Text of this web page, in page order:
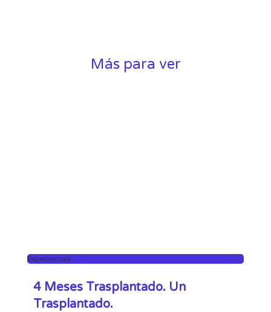
Más para ver
Experiencias
4 Meses Trasplantado. Un
Trasplantado.